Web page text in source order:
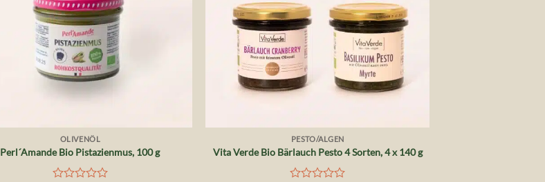
OLIVENÖL
Perl´Amande Bio Pistazienmus, 100 g
PESTO/ALGEN
Vita Verde Bio Bärlauch Pesto 4 Sorten, 4 x 140 g